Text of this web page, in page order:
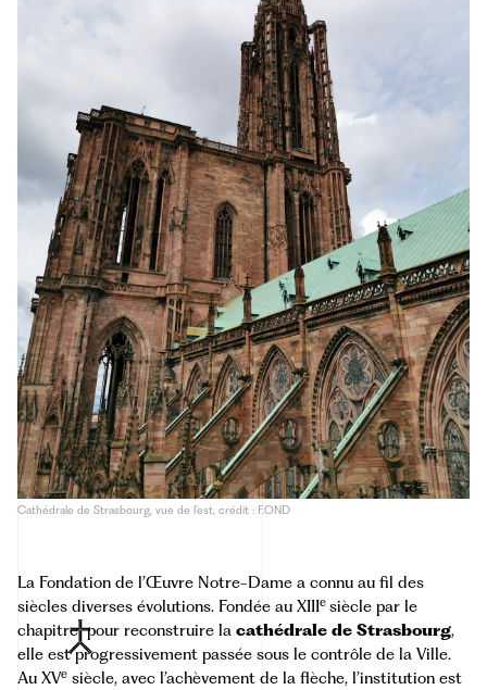
Cathédrale de Strasbourg, vue de l’est, crédit : F.OND
La Fondation de l’Œuvre Notre-Dame a connu au fil des
siècles diverses évolutions. Fondée au XIIIe siècle par le
chapitre pour reconstruire la cathédrale de Strasbourg,
elle est progressivement passée sous le contrôle de la Ville.
Au XVe siècle, avec l’achèvement de la flèche, l’institution est